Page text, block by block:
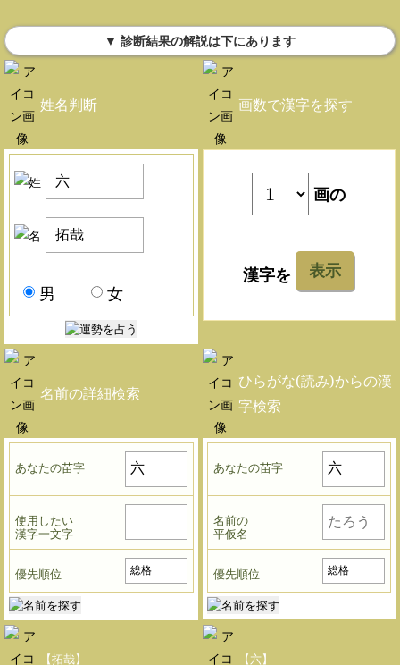
▼ 診断結果の解説は下にあります
姓名判断
男 女
画数で漢字を探す
画の
漢字を 表示
名前の詳細検索
あなたの苗字
使用したい
漢字一文字
優先順位
ひらがな(読み)からの漢
字検索
あなたの苗字
名前の
平仮名
優先順位
【拓哉】
【六】